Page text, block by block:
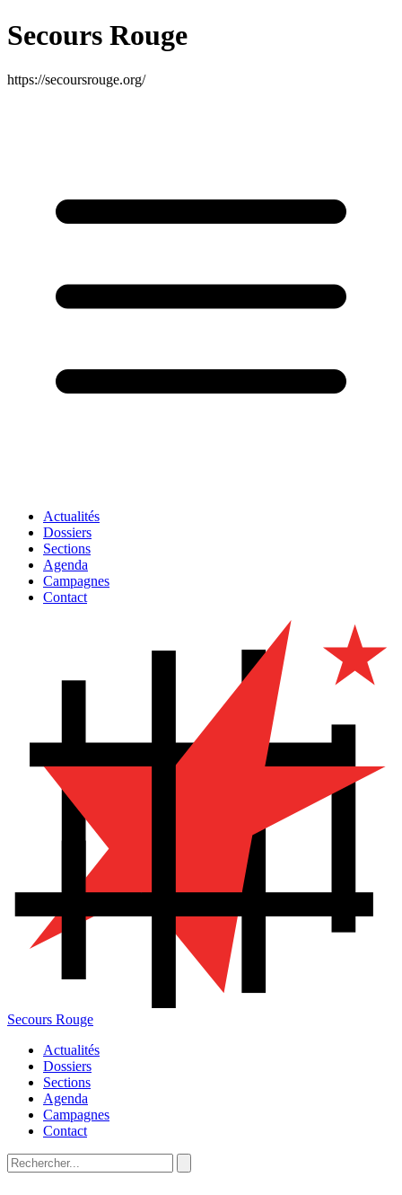
Secours Rouge
https://secoursrouge.org/
Actualités
Dossiers
Sections
Agenda
Campagnes
Contact
Secours Rouge
Actualités
Dossiers
Sections
Agenda
Campagnes
Contact